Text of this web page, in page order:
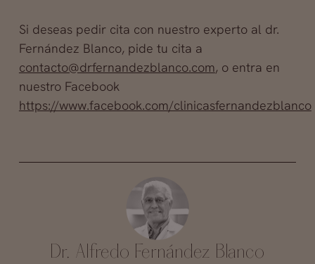
Si deseas pedir cita con nuestro experto al dr.
Fernández Blanco, pide tu cita a
contacto@drfernandezblanco.com, o entra en
nuestro Facebook
https://www.facebook.com/clinicasfernandezblanco
Dr. Alfredo Fernández Blanco